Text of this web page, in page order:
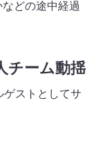
どの途中経過
チーム動揺
ゲストとしてサ